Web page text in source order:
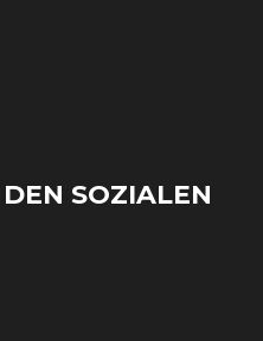
SOZIALEN